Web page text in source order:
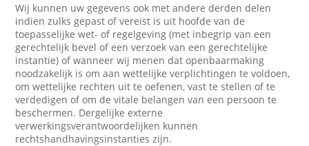
Wij kunnen uw gegevens ook met andere derden delen
indien zulks gepast of vereist is uit hoofde van de
toepasselijke wet- of regelgeving (met inbegrip van een
gerechtelijk bevel of een verzoek van een gerechtelijke
instantie) of wanneer wij menen dat openbaarmaking
noodzakelijk is om aan wettelijke verplichtingen te voldoen,
om wettelijke rechten uit te oefenen, vast te stellen of te
verdedigen of om de vitale belangen van een persoon te
beschermen. Dergelijke externe
verwerkingsverantwoordelijken kunnen
rechtshandhavingsinstanties zijn.